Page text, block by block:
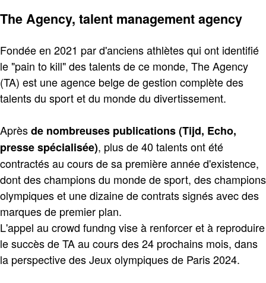
The Agency, talent management agency
Fondée en 2021 par d'anciens athlètes qui ont identifié
le "pain to kill" des talents de ce monde, The Agency
(TA) est une agence belge de gestion complète des
talents du sport et du monde du divertissement.
Aprèsde nombreuses publications (Tijd, Echo,
presse spécialisée), plus de 40 talents ont été
contractés au cours de sa première année d'existence,
dont des champions du monde de sport, des champions
olympiques et une dizaine de contrats signés avec des
marques de premier plan.
L'appel au crowd fundng vise à renforcer et à reproduire
le succès de TA au cours des 24 prochains mois, dans
la perspective des Jeux olympiques de Paris 2024.